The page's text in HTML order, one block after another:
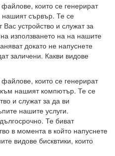
файлове, които се генерират
нашият сървър. Те се
устройство и служат за
използването на на нашите
докато не напуснете
заличени. Какви видове
файлове, които се генерират
нашият компютър. Те се
и служат за да ви
нашите услуги.
Те биват
в момента в който напуснете
видове бисквтики, които